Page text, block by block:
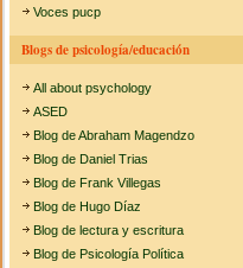
Voces pucp
Blogs de psicología/educación
All about psychology
ASED
Blog de Abraham Magendzo
Blog de Daniel Trias
Blog de Frank Villegas
Blog de Hugo Díaz
Blog de lectura y escritura
Blog de Psicología Política